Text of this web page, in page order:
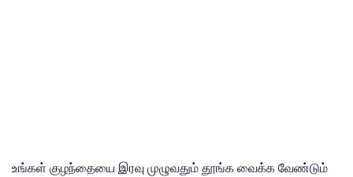
உங்கள் குழந்தையை இரவு முழுவதும் தூங்க வைக்க வேண்டும்